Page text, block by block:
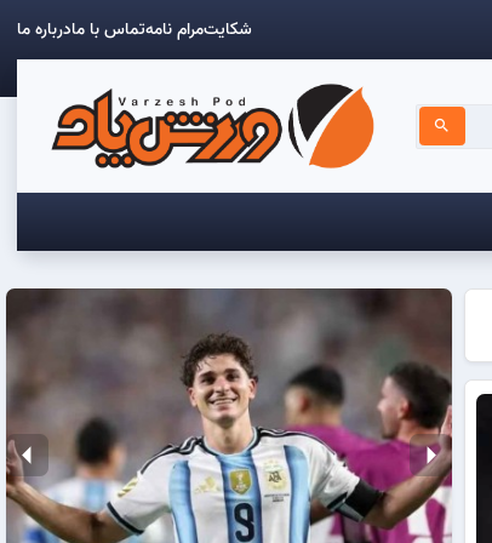
درباره ماتماس با مامرام نامهشکایت
search
arrow_right
arrow_left